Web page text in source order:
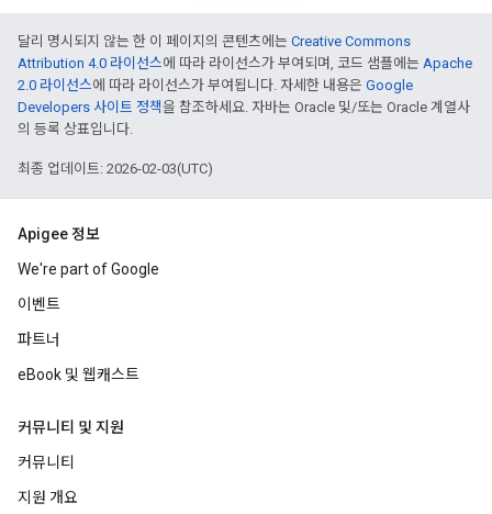
달리 명시되지 않는 한 이 페이지의 콘텐츠에는 Creative Commons
Attribution 4.0 라이선스에 따라 라이선스가 부여되며, 코드 샘플에는 Apache
2.0 라이선스에 따라 라이선스가 부여됩니다. 자세한 내용은 Google
Developers 사이트 정책을 참조하세요. 자바는 Oracle 및/또는 Oracle 계열사
의 등록 상표입니다.
최종 업데이트: 2026-02-03(UTC)
Apigee 정보
We're part of Google
이벤트
파트너
eBook 및 웹캐스트
커뮤니티 및 지원
커뮤니티
지원 개요